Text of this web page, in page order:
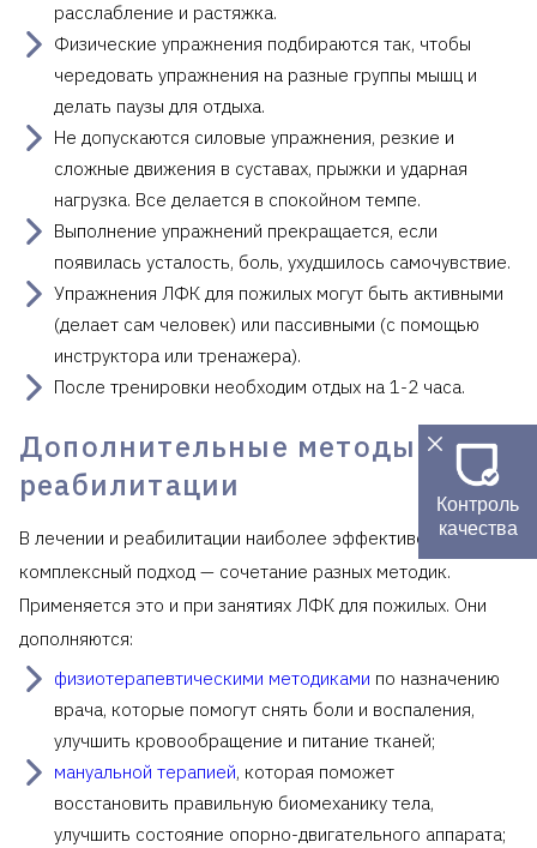
расслабление и растяжка.
Физические упражнения подбираются так, чтобы
чередовать упражнения на разные группы мышц и
делать паузы для отдыха.
Не допускаются силовые упражнения, резкие и
сложные движения в суставах, прыжки и ударная
нагрузка. Все делается в спокойном темпе.
Выполнение упражнений прекращается, если
появилась усталость, боль, ухудшилось самочувствие.
Упражнения ЛФК для пожилых могут быть активными
(делает сам человек) или пассивными (с помощью
инструктора или тренажера).
После тренировки необходим отдых на 1-2 часа.
Дополнительные методы
реабилитации
В лечении и реабилитации наиболее эффективен
комплексный подход — сочетание разных методик.
Применяется это и при занятиях ЛФК для пожилых. Они
дополняются:
физиотерапевтическими методиками по назначению
врача, которые помогут снять боли и воспаления,
улучшить кровообращение и питание тканей;
мануальной терапией, которая поможет
восстановить правильную биомеханику тела,
улучшить состояние опорно-двигательного аппарата;
Контроль
качества